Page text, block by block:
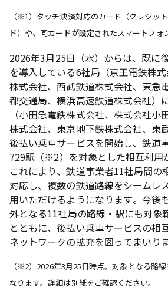
（※1）タッチ決済対応のカード（クレジッ
ド）や、同カードが設定されたスマートフォ
2026年3月25日（水）からは、既に
を導入している6社局（京王電鉄株
株式会社、西武鉄道株式会社、東急
都交通局、横浜高速鉄道株式会社）
（小田急電鉄株式会社、株式会社小
株式会社、東京地下鉄株式会社、東
後払い乗車サービスを開始し、鉄道
729駅（※2）を対象とした相互利用
これにより、鉄道事業者11社局間の
対応し、複数の鉄道路線をシームレ
用いただけるようになります。今後
外となる11社局の路線・駅にも対象
とともに、後払い乗車サービスの相
ネットワークの拡充を図ってまいりま
（※2）2026年3月25日時点。対象となる路
なります。詳細は別紙をご確認ください。